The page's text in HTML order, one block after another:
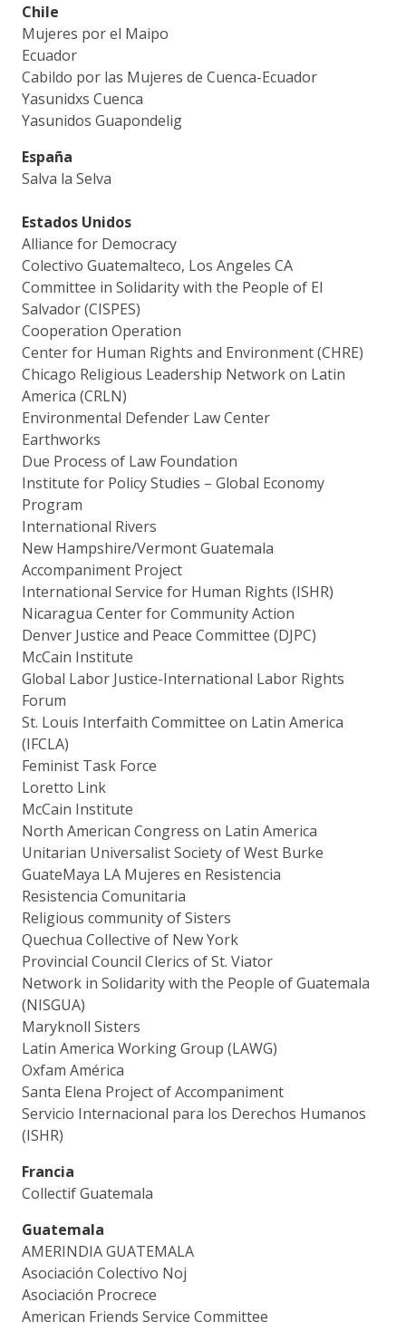
Chile
Mujeres por el Maipo
Ecuador
Cabildo por las Mujeres de Cuenca-Ecuador
Yasunidxs Cuenca
Yasunidos Guapondelig
España
Salva la Selva
Estados Unidos
Alliance for Democracy
Colectivo Guatemalteco, Los Angeles CA
Committee in Solidarity with the People of El
Salvador (CISPES)
Cooperation Operation
Center for Human Rights and Environment (CHRE)
Chicago Religious Leadership Network on Latin
America (CRLN)
Environmental Defender Law Center
Earthworks
Due Process of Law Foundation
Institute for Policy Studies – Global Economy
Program
International Rivers
New Hampshire/Vermont Guatemala
Accompaniment Project
International Service for Human Rights (ISHR)
Nicaragua Center for Community Action
Denver Justice and Peace Committee (DJPC)
McCain Institute
Global Labor Justice-International Labor Rights
Forum
St. Louis Interfaith Committee on Latin America
(IFCLA)
Feminist Task Force
Loretto Link
McCain Institute
North American Congress on Latin America
Unitarian Universalist Society of West Burke
GuateMaya LA Mujeres en Resistencia
Resistencia Comunitaria
Religious community of Sisters
Quechua Collective of New York
Provincial Council Clerics of St. Viator
Network in Solidarity with the People of Guatemala
(NISGUA)
Maryknoll Sisters
Latin America Working Group (LAWG)
Oxfam América
Santa Elena Project of Accompaniment
Servicio Internacional para los Derechos Humanos
(ISHR)
Francia
Collectif Guatemala
Guatemala
AMERINDIA GUATEMALA
Asociación Colectivo Noj
Asociación Procrece
American Friends Service Committee